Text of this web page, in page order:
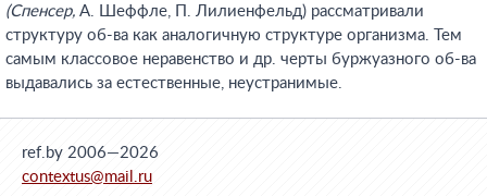
(Спенсер, А. Шеффле, П. Лилиенфельд) рассматривали
структуру об-ва как аналогичную структуре организма. Тем
самым классовое неравенство и др. черты буржуазного об-ва
выдавались за естественные, неустранимые.
ref.by 2006—2026
contextus@mail.ru